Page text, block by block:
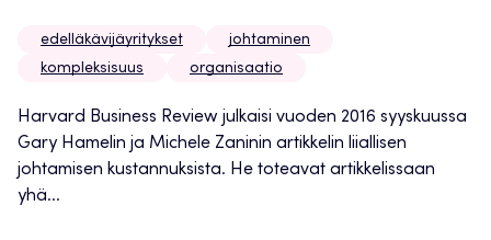
edelläkävijäyritykset
johtaminen
kompleksisuus
organisaatio
Harvard Business Review julkaisi vuoden 2016 syyskuussa
Gary Hamelin ja Michele Zaninin artikkelin liiallisen
johtamisen kustannuksista. He toteavat artikkelissaan
yhä...